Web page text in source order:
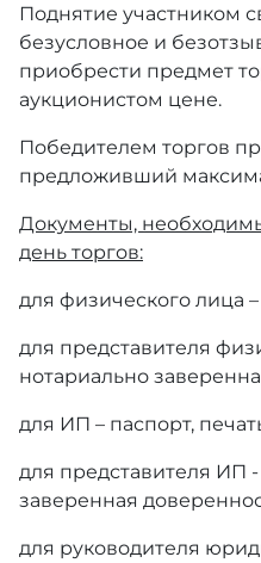
Поднятие участником
безусловное и
приобрести предмет
аукционистом цене.
Победителем торгов
предложивший
Документы,
день торгов:
для физического лица
для представителя
нотариально
для ИП – паспорт,
для представителя ИП
заверенная
для руководителя